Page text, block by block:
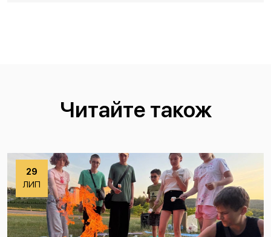
Читайте також
29
ЛИП